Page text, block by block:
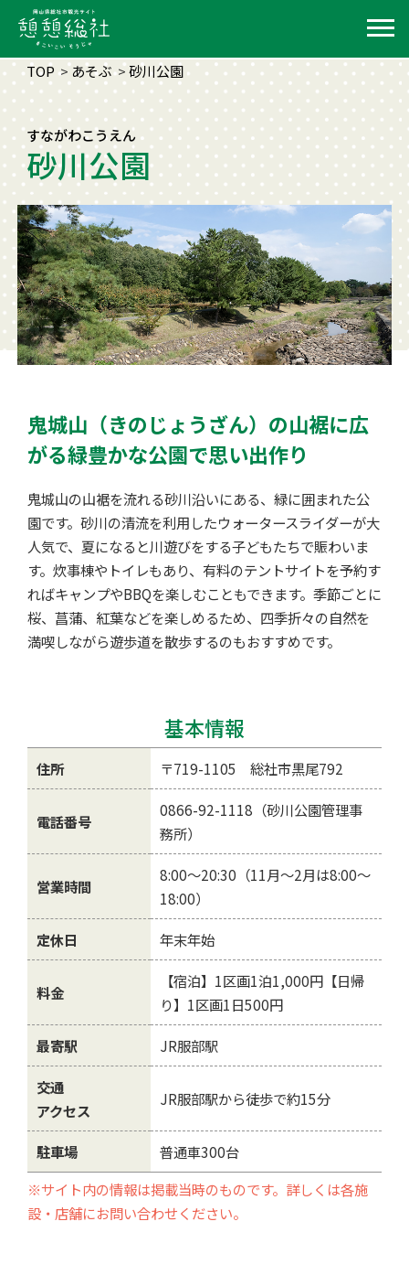
TOP あそぶ 砂川公園
すながわこうえん
砂川公園
鬼城山（きのじょうざん）の山裾に広
がる緑豊かな公園で思い出作り
鬼城山の山裾を流れる砂川沿いにある、緑に囲まれた公
園です。砂川の清流を利用したウォータースライダーが大
人気で、夏になると川遊びをする子どもたちで賑わいま
す。炊事棟やトイレもあり、有料のテントサイトを予約す
ればキャンプやBBQを楽しむこともできます。季節ごとに
桜、菖蒲、紅葉などを楽しめるため、四季折々の自然を
満喫しながら遊歩道を散歩するのもおすすめです。
基本情報
住所 〒719-1105 総社市黒尾792
電話番号
0866-92-1118（砂川公園管理事
務所）
営業時間
8:00～20:30（11月～2月は8:00～
18:00）
定休日 年末年始
料金
【宿泊】1区画1泊1,000円【日帰
り】1区画1日500円
最寄駅 JR服部駅
交通
アクセス
JR服部駅から徒歩で約15分
駐車場
普通車300台
※サイト内の情報は掲載当時のものです。詳しくは各施
設・店舗にお問い合わせください。